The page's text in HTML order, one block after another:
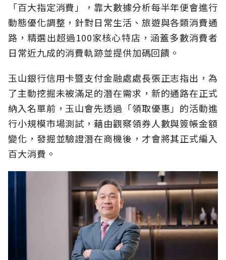
「百大指定消費」，靠大數據分析每半年便會進行
動態優化調整，針對日常生活、旅遊與各類消費通
路，精選出超過100家核心特店，涵蓋多數消費者
日常近九成的消費軌跡並提供加碼回饋。
玉山銀行信用卡暨支付金融處處長張正志指出，為
了主動挖掘未被滿足的潛在需求，新的通路在正式
納入名單前，玉山會先透過「領取優惠」的活動進
行小規模市場測試，藉由觀察領券人數與簽帳金額
變化，發掘並驗證潛在商機後，才會將其正式編入
百大消費。